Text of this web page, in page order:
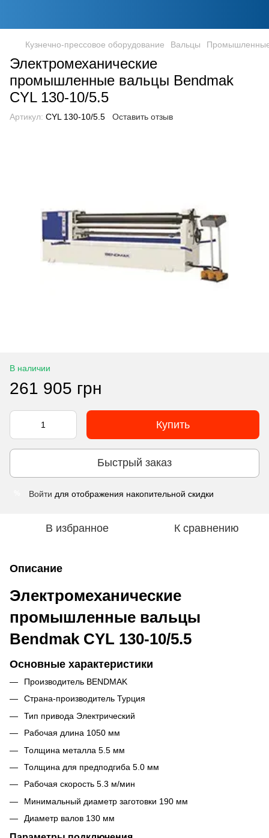
Кузнечно-прессовое оборудование Вальцы Промышленные
Электромеханические
промышленные вальцы Bendmak
CYL 130-10/5.5
Артикул: CYL 130-10/5.5 Оставить отзыв
В наличии
261 905 грн
Купить
Быстрый заказ
Войти для отображения накопительной скидки
В избранное К сравнению
Описание
Электромеханические
промышленные вальцы
Bendmak CYL 130-10/5.5
Основные характеристики
Производитель BENDMAK
Страна-производитель Турция
Тип привода Электрический
Рабочая длина 1050 мм
Толщина металла 5.5 мм
Толщина для предподгиба 5.0 мм
Рабочая скорость 5.3 м/мин
Минимальный диаметр заготовки 190 мм
Диаметр валов 130 мм